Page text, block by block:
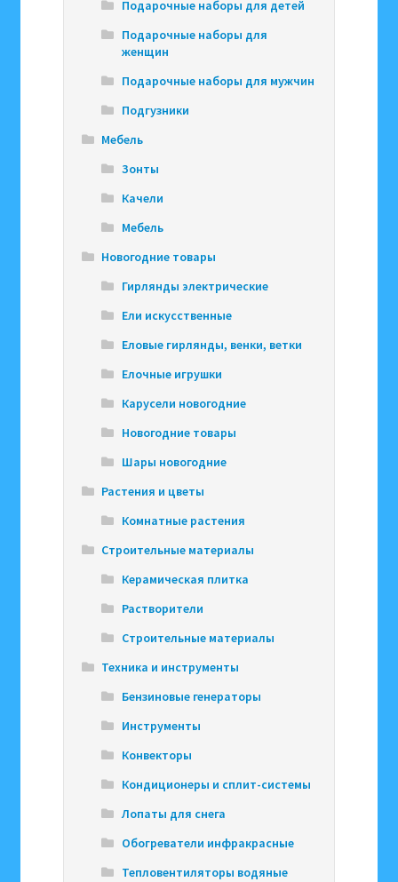
Подарочные наборы для детей
Подарочные наборы для
женщин
Подарочные наборы для мужчин
Подгузники
Мебель
Зонты
Качели
Мебель
Новогодние товары
Гирлянды электрические
Ели искусственные
Еловые гирлянды, венки, ветки
Елочные игрушки
Карусели новогодние
Новогодние товары
Шары новогодние
Растения и цветы
Комнатные растения
Строительные материалы
Керамическая плитка
Растворители
Строительные материалы
Техника и инструменты
Бензиновые генераторы
Инструменты
Конвекторы
Кондиционеры и сплит-системы
Лопаты для снега
Обогреватели инфракрасные
Тепловентиляторы водяные